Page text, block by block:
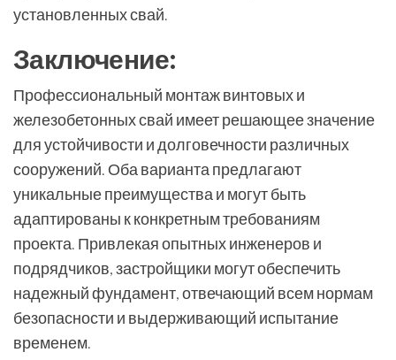
установленных свай.
Заключение:
Профессиональный монтаж винтовых и
железобетонных свай имеет решающее значение
для устойчивости и долговечности различных
сооружений. Оба варианта предлагают
уникальные преимущества и могут быть
адаптированы к конкретным требованиям
проекта. Привлекая опытных инженеров и
подрядчиков, застройщики могут обеспечить
надежный фундамент, отвечающий всем нормам
безопасности и выдерживающий испытание
временем.